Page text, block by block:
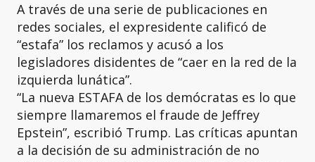
A través de una serie de publicaciones en
redes sociales, el expresidente calificó de
“estafa” los reclamos y acusó a los
legisladores disidentes de “caer en la red de la
izquierda lunática”.
“La nueva ESTAFA de los demócratas es lo que
siempre llamaremos el fraude de Jeffrey
Epstein”, escribió Trump. Las críticas apuntan
a la decisión de su administración de no